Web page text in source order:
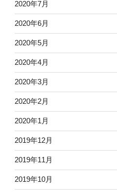
2020年7月
2020年6月
2020年5月
2020年4月
2020年3月
2020年2月
2020年1月
2019年12月
2019年11月
2019年10月